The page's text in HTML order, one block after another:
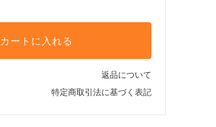
カートに入れる
返品について
特定商取引法に基づく表記